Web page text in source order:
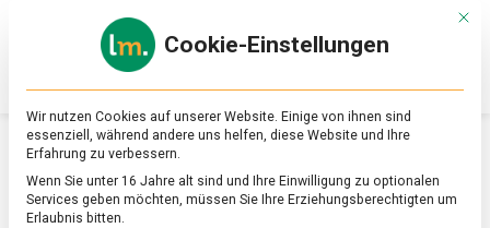
Online-
Magazin
zu
&
Ernährung
SCHLAGWORT:DORADE
Mit
Cookie-Einstellungen
Wir nutzen Cookies auf unserer Website. Einige von ihnen sind
essenziell, während andere uns helfen, diese Website und Ihre
Erfahrung zu verbessern.
Wenn Sie unter 16 Jahre alt sind und Ihre Einwilligung zu optionalen
Services geben möchten, müssen Sie Ihre Erziehungsberechtigten um
Erlaubnis bitten.